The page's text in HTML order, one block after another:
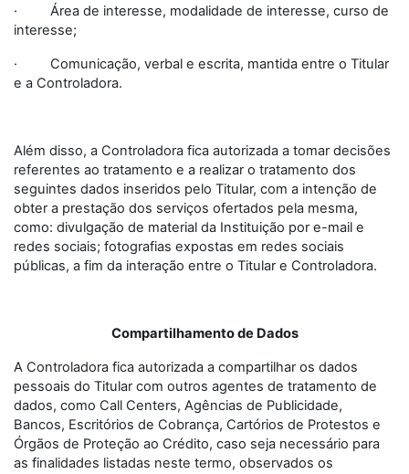
· Área de interesse, modalidade de interesse, curso de
interesse;
· Comunicação, verbal e escrita, mantida entre o Titular
e a Controladora.
Além disso, a Controladora fica autorizada a tomar decisões
referentes ao tratamento e a realizar o tratamento dos
seguintes dados inseridos pelo Titular, com a intenção de
obter a prestação dos serviços ofertados pela mesma,
como: divulgação de material da Instituição por e-mail e
redes sociais; fotografias expostas em redes sociais
públicas, a fim da interação entre o Titular e Controladora.
Compartilhamento de Dados
A Controladora fica autorizada a compartilhar os dados
pessoais do Titular com outros agentes de tratamento de
dados, como Call Centers, Agências de Publicidade,
Bancos, Escritórios de Cobrança, Cartórios de Protestos e
Órgãos de Proteção ao Crédito, caso seja necessário para
as finalidades listadas neste termo, observados os